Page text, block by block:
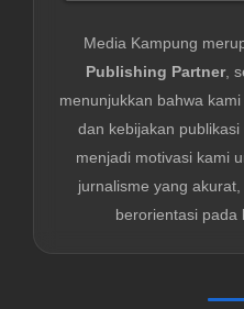
Media Kampung
Publishing Partner,
menunjukkan bahwa
dan kebijakan
menjadi motivasi kami
jurnalisme yang
berorientasi pada